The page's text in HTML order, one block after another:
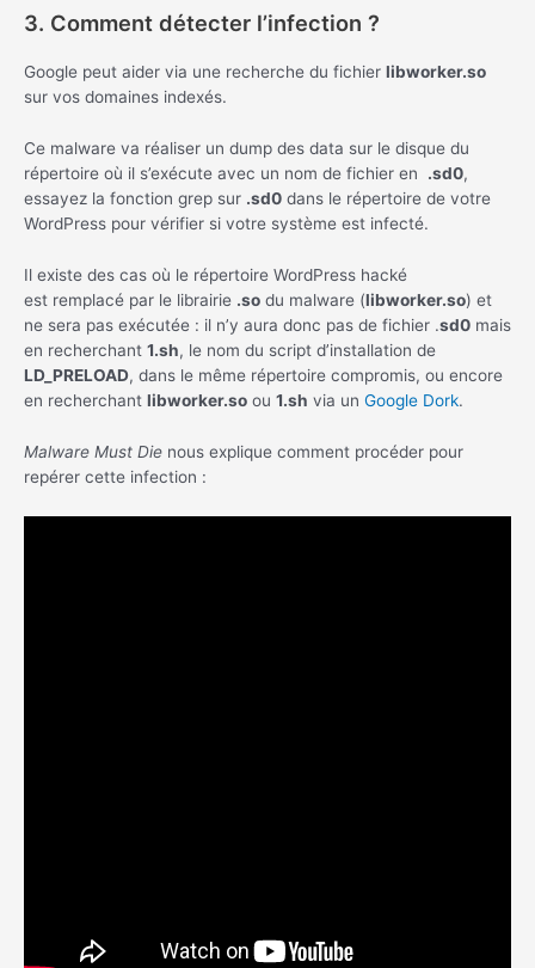
3. Comment détecter l’infection ?
Google peut aider via une recherche du fichier libworker.so
sur vos domaines indexés.
Ce malware va réaliser un dump des data sur le disque du
répertoire où il s’exécute avec un nom de fichier en .sd0,
essayez la fonction grep sur .sd0 dans le répertoire de votre
WordPress pour vérifier si votre système est infecté.
Il existe des cas où le répertoire WordPress hacké
est remplacé par le librairie .so du malware (libworker.so) et
ne sera pas exécutée : il n’y aura donc pas de fichier .sd0 mais
en recherchant 1.sh, le nom du script d’installation de
LD_PRELOAD, dans le même répertoire compromis, ou encore
en recherchant libworker.so ou 1.sh via un Google Dork.
Malware Must Die nous explique comment procéder pour
repérer cette infection :